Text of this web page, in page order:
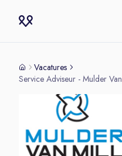
Vacatures
Service Adviseur - Mulder